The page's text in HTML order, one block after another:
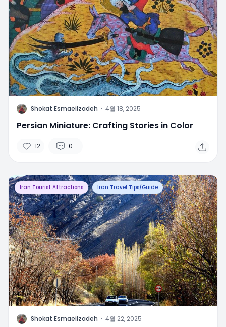
S Shokat Esmaeilzadeh · 4월 18, 2025
Persian Miniature: Crafting Stories in Color
12 0
Iran Tourist Attractions Iran Travel Tips/Guide
S Shokat Esmaeilzadeh · 4월 22, 2025